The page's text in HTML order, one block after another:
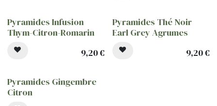
Pyramides Infusion
Thym-Citron-Romarin
9,20€
Pyramides Thé Noir
Earl Grey Agrumes
9,20€
Pyramides Gingembre
Citron